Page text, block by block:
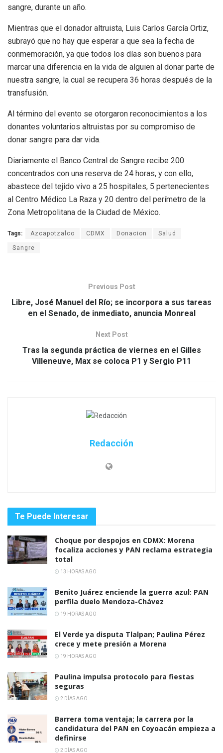
sangre, durante un año.
Mientras que el donador altruista, Luis Carlos García Ortiz,
subrayó que no hay que esperar a que sea la fecha de
conmemoración, ya que todos los días son buenos para
marcar una diferencia en la vida de alguien al donar parte de
nuestra sangre, la cual se recupera 36 horas después de la
transfusión.
Al término del evento se otorgaron reconocimientos a los
donantes voluntarios altruistas por su compromiso de
donar sangre para dar vida.
Diariamente el Banco Central de Sangre recibe 200
concentrados con una reserva de 24 horas, y con ello,
abastece del tejido vivo a 25 hospitales, 5 pertenecientes
al Centro Médico La Raza y 20 dentro del perímetro de la
Zona Metropolitana de la Ciudad de México.
Tags: Azcapotzalco CDMX Donacion Salud
Sangre
Previous Post
Libre, José Manuel del Río; se incorpora a sus tareas
en el Senado, de inmediato, anuncia Monreal
Next Post
Tras la segunda práctica de viernes en el Gilles
Villeneuve, Max se coloca P1 y Sergio P11
Redacción
Te Puede Interesar
Choque por despojos en CDMX: Morena
focaliza acciones y PAN reclama estrategia
total
13 HORAS AGO
Benito Juárez enciende la guerra azul: PAN
perfila duelo Mendoza-Chávez
19 HORAS AGO
El Verde ya disputa Tlalpan; Paulina Pérez
crece y mete presión a Morena
19 HORAS AGO
Paulina impulsa protocolo para fiestas
seguras
2 DÍAS AGO
Barrera toma ventaja; la carrera por la
candidatura del PAN en Coyoacán empieza a
definirse
2 DÍAS AGO